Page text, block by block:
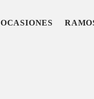
OCASIONES